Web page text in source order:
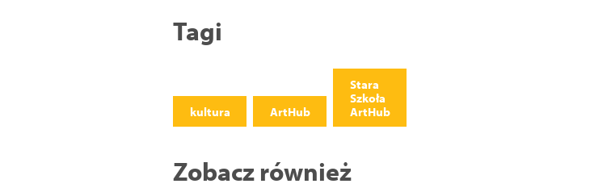
Tagi
kultura ArtHub
Stara
Szkoła
ArtHub
Zobacz również